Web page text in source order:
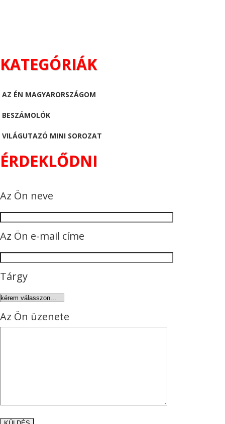
KATEGÓRIÁK
AZ ÉN MAGYARORSZÁGOM
BESZÁMOLÓK
VILÁGUTAZÓ MINI SOROZAT
ÉRDEKLŐDNI
Az Ön neve
Az Ön e-mail címe
Tárgy
Az Ön üzenete